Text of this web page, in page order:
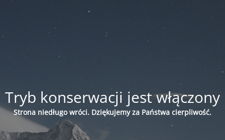
Tryb konserwacji jest włączony
Strona niedługo wróci. Dziękujemy za Państwa cierpliwość.